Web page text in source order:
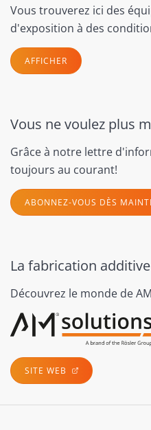
Vous trouverez ici des
d'exposition à des
AFFICHER
Vous ne voulez plus
Grâce à notre lettre
toujours au courant!
ABONNEZ-VOUS DÈS
La fabrication
Découvrez le monde de
SITE WEB